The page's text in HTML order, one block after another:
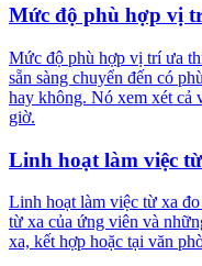
Mức độ phù hợp vị
Mức độ phù hợp vị trí ưa
sẵn sàng chuyển đến có
hay không. Nó xem xét cả
giờ.
Linh hoạt làm việc
Linh hoạt làm việc từ xa
từ xa của ứng viên và
xa, kết hợp hoặc tại văn